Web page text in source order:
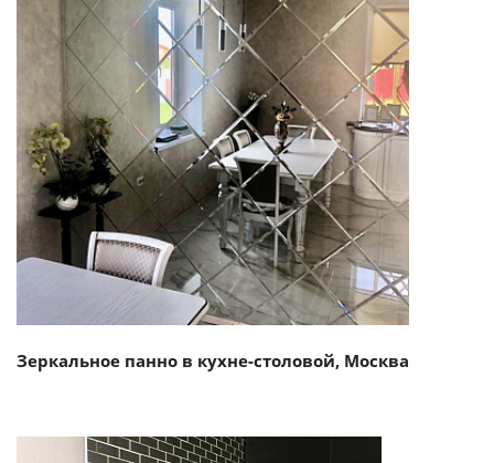
Смотреть проект
Зеркальное панно в кухне-столовой, Москва